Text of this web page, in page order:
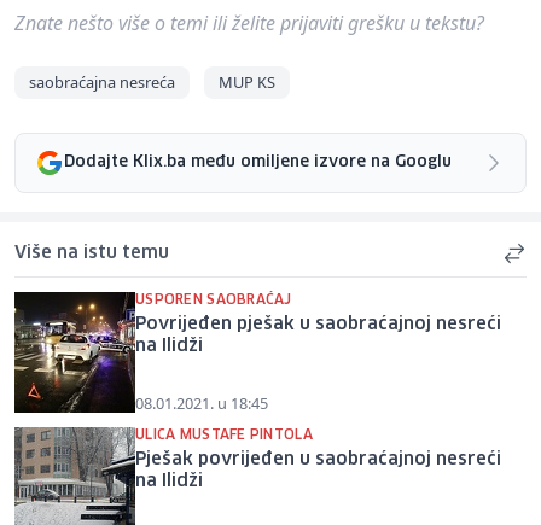
Znate nešto više o temi ili želite prijaviti grešku u tekstu?
saobraćajna nesreća MUP KS
Dodajte Klix.ba među omiljene izvore na Googlu
Više na istu temu
USPOREN SAOBRAĆAJ
Povrijeđen pješak u saobraćajnoj nesreći
na Ilidži
08.01.2021. u 18:45
ULICA MUSTAFE PINTOLA
Pješak povrijeđen u saobraćajnoj nesreći
na Ilidži